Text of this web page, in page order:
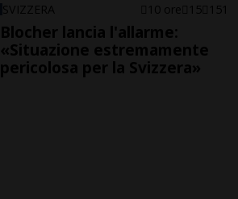
SVIZZERA 10 ore 15 151
Blocher lancia l'allarme:
«Situazione estremamente
pericolosa per la Svizzera»